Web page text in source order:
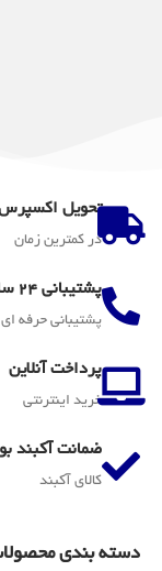
تحویل
در کمترین زمان
پشتیبانی 24 ساعته
پشتیبانی حرفه ای
پرداخت آنلاین
خرید اینترنتی
ضمانت آکبند
کالای آکبند
دسته بندی